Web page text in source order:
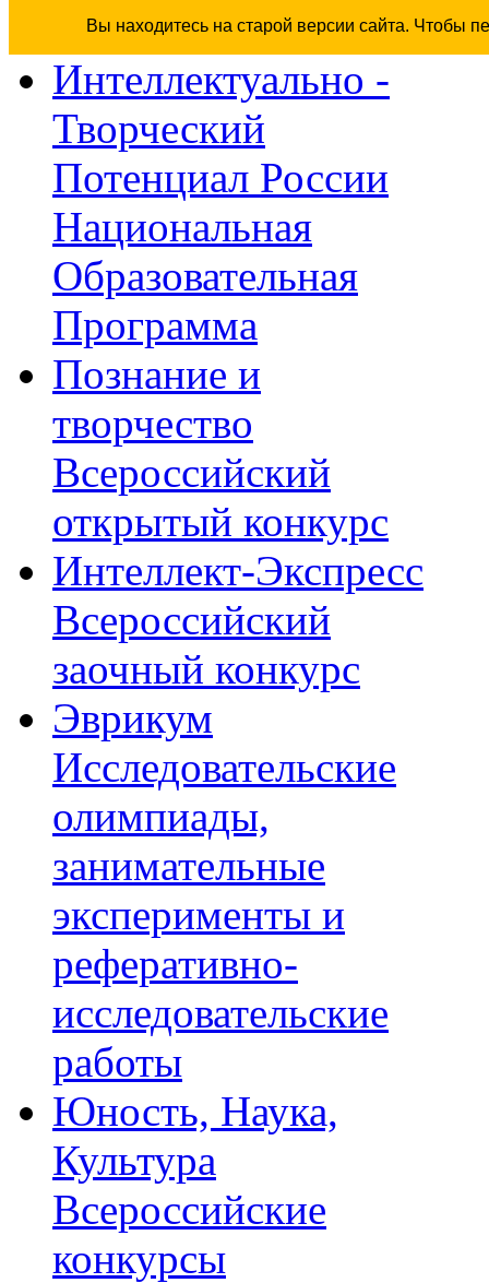
Вы находитесь на старой версии сайта. Чтобы
Интеллектуально -
Творческий
Потенциал России
Национальная
Образовательная
Программа
Познание и
творчество
Всероссийский
открытый конкурс
Интеллект-Экспресс
Всероссийский
заочный конкурс
Эврикум
Исследовательские
олимпиады,
занимательные
эксперименты и
реферативно-
исследовательские
работы
Юность, Наука,
Культура
Всероссийские
конкурсы